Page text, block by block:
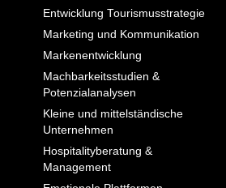
Entwicklung Tourismusstrategie
Marketing und Kommunikation
Markenentwicklung
Machbarkeitsstudien &
Potenzialanalysen
Kleine und mittelständische
Unternehmen
Hospitalityberatung &
Management